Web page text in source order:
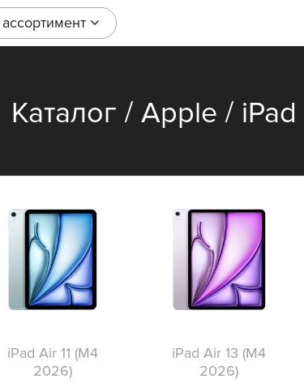
Каталог / Apple / iPad
iPad Air 11 (M4
2026)
iPad Air 13 (M4
2026)